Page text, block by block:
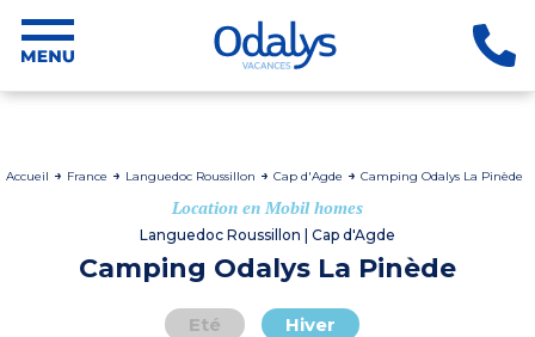
Accueil France Languedoc Roussillon Cap d'Agde Camping Odalys La Pinède
Location en Mobil homes
Languedoc Roussillon | Cap d'Agde
Camping Odalys La Pinède
Eté Hiver